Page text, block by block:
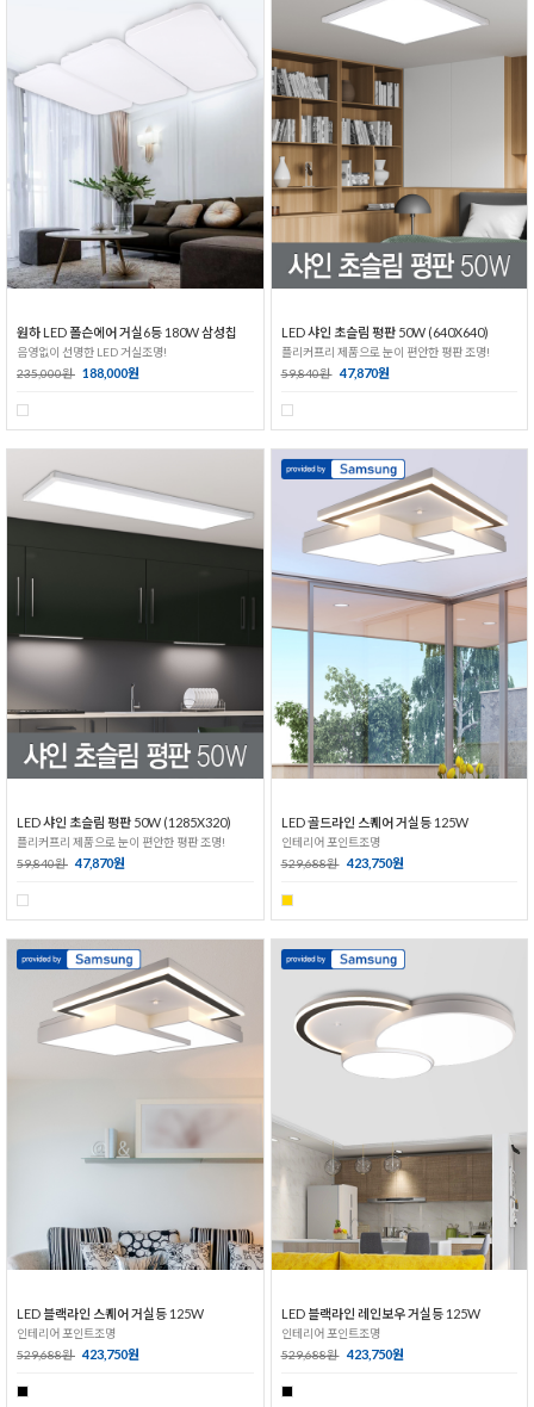
원하 LED 폴슨에어 거실6등 180W 삼성칩
음영없이 선명한 LED 거실조명!
235,000원 188,000원
LED 샤인 초슬림 평판 50W (640X640)
플리커프리 제품으로 눈이 편안한 평판 조명!
59,840원 47,870원
LED 샤인 초슬림 평판 50W (1285X320)
플리커프리 제품으로 눈이 편안한 평판 조명!
59,840원 47,870원
LED 골드라인 스퀘어 거실등 125W
인테리어 포인트조명
529,688원 423,750원
LED 블랙라인 스퀘어 거실등 125W
인테리어 포인트조명
529,688원 423,750원
LED 블랙라인 레인보우 거실등 125W
인테리어 포인트조명
529,688원 423,750원